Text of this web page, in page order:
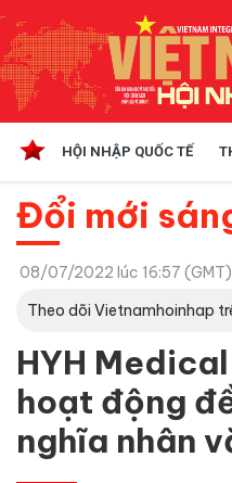
HỘI NHẬP QUỐC TẾ
Đổi mới
08/07/2022 lúc 16:57 (GMT)
Theo dõi Vietnamhoinhap
HYH
hoạt động
nghĩa nhân